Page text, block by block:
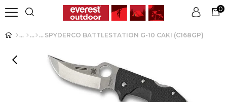
Üye Girişi Üye Ol
0
SPYDERCO BATTLESTATION G-10 CAKI (C168GP)